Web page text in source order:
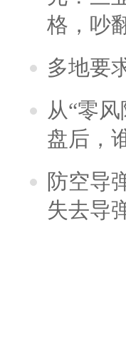
格，吵
多地要
从“零
盘后，
防空导
失去导